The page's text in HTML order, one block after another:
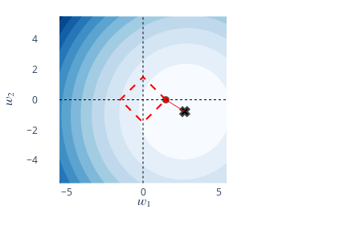
−5 0 5
−4
−2
0
2
4